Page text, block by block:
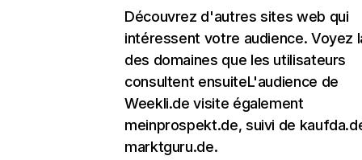
Découvrez d'autres sites web qui
intéressent votre audience. Voyez
des domaines que les utilisateurs
consultent ensuiteL'audience de
Weekli.de visite également
meinprospekt.de, suivi de
marktguru.de.